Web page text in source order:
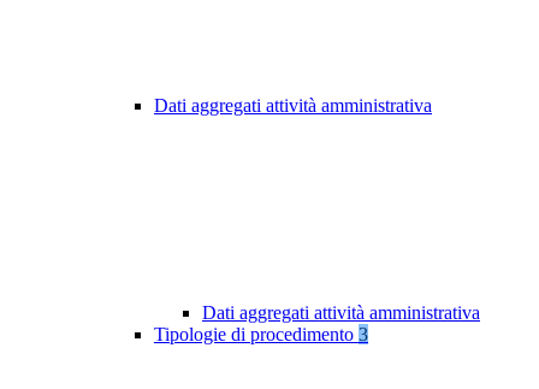
Dati aggregati attività amministrativa
Dati aggregati attività amministrativa
Tipologie di procedimento 3